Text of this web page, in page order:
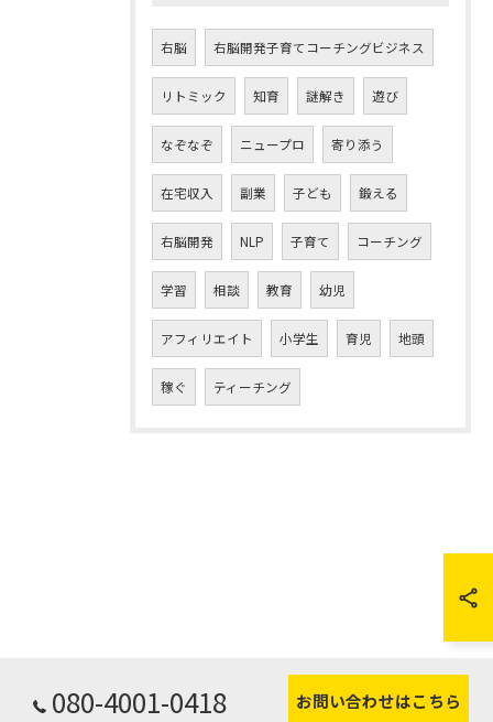
右脳 右脳開発子育てコーチングビジネス
リトミック 知育 謎解き 遊び
なぞなぞ ニュープロ 寄り添う
在宅収入 副業 子ども 鍛える
右脳開発 NLP 子育て コーチング
学習 相談 教育 幼児
アフィリエイト 小学生 育児 地頭
稼ぐ ティーチング
080-4001-0418 お問い合わせはこちら